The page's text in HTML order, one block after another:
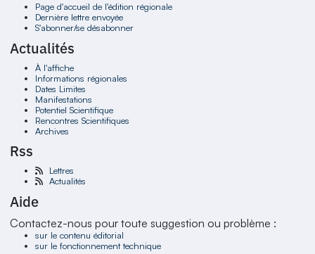
Page d'accueil de l'édition régionale
Dernière lettre envoyée
S'abonner/se désabonner
Actualités
À l'affiche
Informations régionales
Dates Limites
Manifestations
Potentiel Scientifique
Rencontres Scientifiques
Archives
Rss
Lettres
Actualités
Aide
Contactez-nous pour toute suggestion ou problème :
sur le contenu éditorial
sur le fonctionnement technique